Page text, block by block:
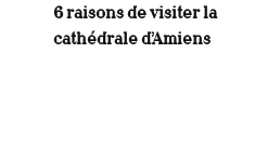
6 raisons de visiter la
cathédrale d’Amiens